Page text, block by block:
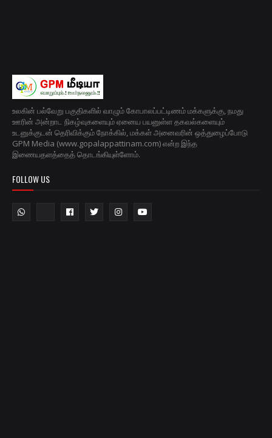
உலகின் பல்வேறு பகுதிகளில் வாழும் கோபாலப்பட்டிணம் மக்களுக்கு, நமது
ஊரின் அன்றாட நிகழ்வுகளையும் ஏனைய பயனுள்ள தகவல்களையும்
உடனுக்குடன் தெரிவிக்கும் நோக்கில், மக்கள் அனைவரின் ஒத்துழைப்போடு
GPM Media (www.gopalappattinam.com) என்ற இந்த
இணையதளத்தைத் தொடங்கியுள்ளோம்.
FOLLOW US